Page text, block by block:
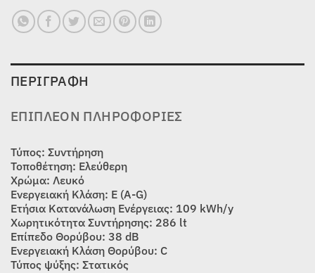
ΠΕΡΙΓΡΑΦΉ
ΕΠΙΠΛΈΟΝ ΠΛΗΡΟΦΟΡΊΕΣ
Τύπος: Συντήρηση
Τοποθέτηση: Ελεύθερη
Χρώμα: Λευκό
Ενεργειακή Κλάση: E (A-G)
Ετήσια Κατανάλωση Ενέργειας: 109 kWh/y
Χωρητικότητα Συντήρησης: 286 lt
Επίπεδο Θορύβου: 38 dB
Ενεργειακή Κλάση Θορύβου: C
Τύπος ψύξης: Στατικός